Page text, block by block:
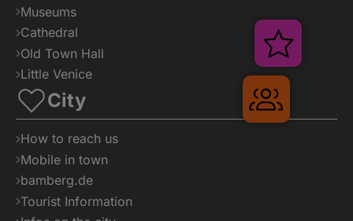
Museums
Cathedral
Old Town Hall
Little Venice
City
How to reach us
Mobile in town
bamberg.de
Tourist Information